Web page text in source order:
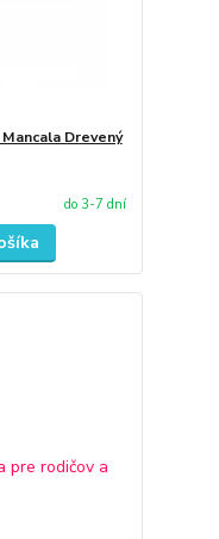
Drevený
do 3-7 dní